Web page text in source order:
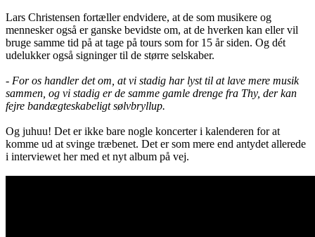
Lars Christensen fortæller endvidere, at de som musikere og
mennesker også er ganske bevidste om, at de hverken kan eller vil
bruge samme tid på at tage på tours som for 15 år siden. Og dét
udelukker også signinger til de større selskaber.
- For os handler det om, at vi stadig har lyst til at lave mere musik
sammen, og vi stadig er de samme gamle drenge fra Thy, der kan
fejre bandægteskabeligt sølvbryllup.
Og juhuu! Det er ikke bare nogle koncerter i kalenderen for at
komme ud at svinge træbenet. Det er som mere end antydet allerede
i interviewet her med et nyt album på vej.